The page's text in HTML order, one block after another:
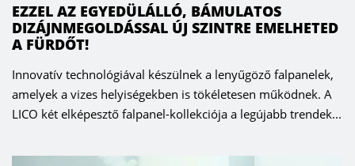
EZZEL AZ EGYEDÜLÁLLÓ, BÁMULATOS
DIZÁJNMEGOLDÁSSAL ÚJ SZINTRE EMELHETED
A FÜRDŐT!
Innovatív technológiával készülnek a lenyűgöző falpanelek,
amelyek a vizes helyiségekben is tökéletesen működnek. A
LICO két elképesztő falpanel-kollekciója a legújabb trendek...